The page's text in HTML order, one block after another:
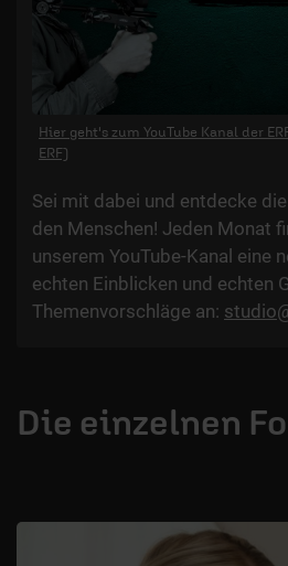
Hier geht's zum YouTube Kanal der
ERF)
Sei mit dabei und entdecke
den Menschen! Jeden Monat
unserem YouTube-Kanal eine
echten Einblicken und echten
Themenvorschläge an:
Die einzelnen